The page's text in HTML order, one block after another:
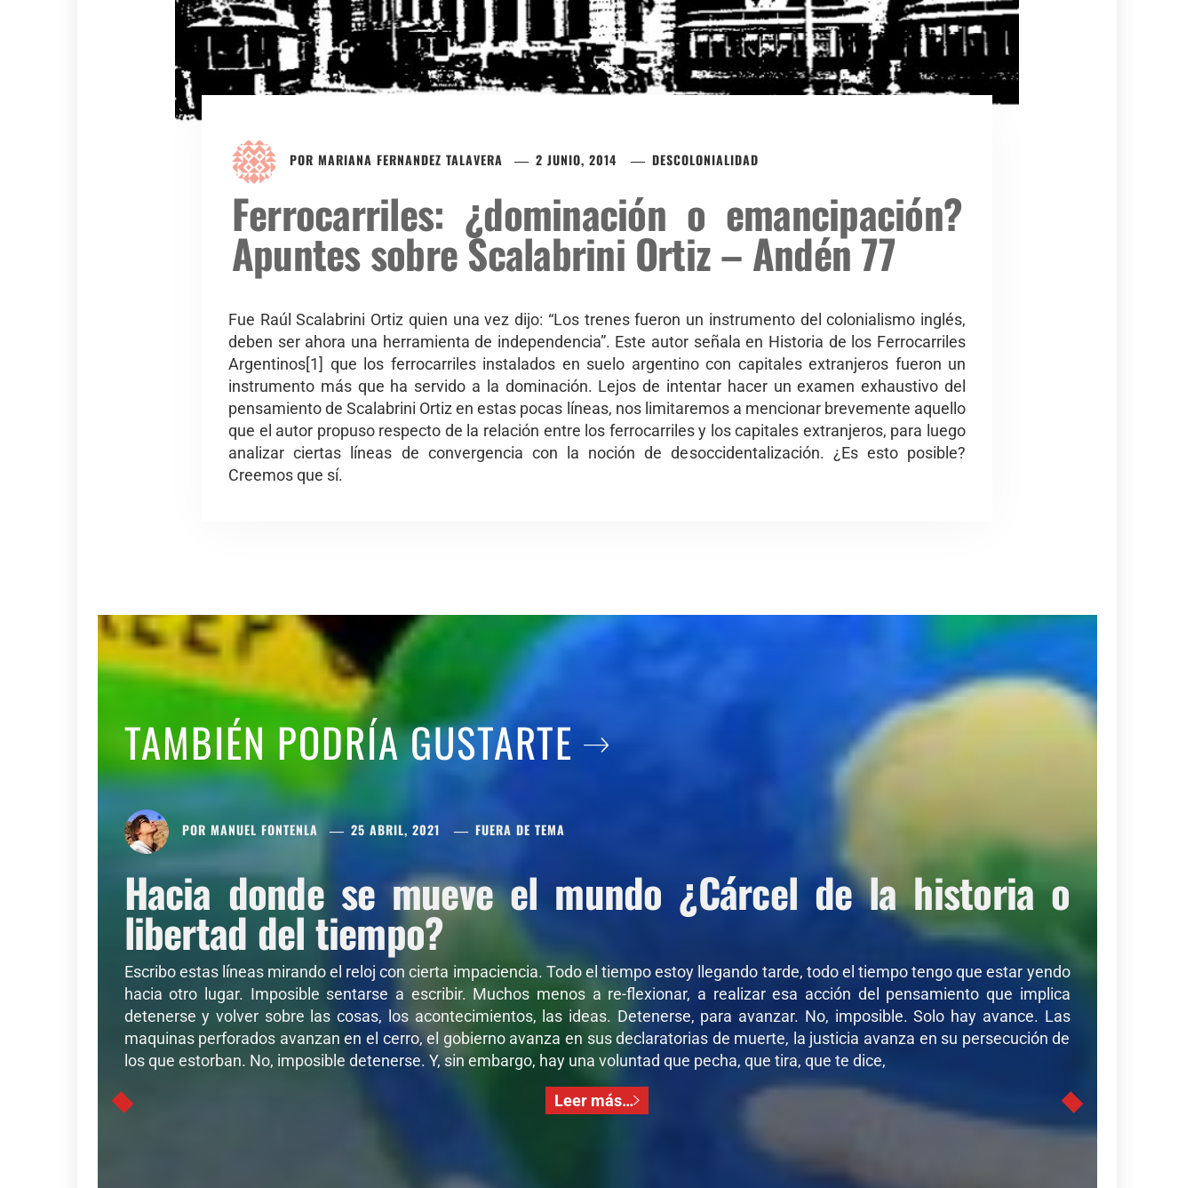
POR MARIANA FERNANDEZ TALAVERA 2 JUNIO, 2014 DESCOLONIALIDAD
Ferrocarriles: ¿dominación o emancipación?
Apuntes sobre Scalabrini Ortiz – Andén 77
Fue Raúl Scalabrini Ortiz quien una vez dijo: “Los trenes fueron un instrumento del colonialismo inglés,
deben ser ahora una herramienta de independencia”. Este autor señala en Historia de los Ferrocarriles
Argentinos[1] que los ferrocarriles instalados en suelo argentino con capitales extranjeros fueron un
instrumento más que ha servido a la dominación. Lejos de intentar hacer un examen exhaustivo del
pensamiento de Scalabrini Ortiz en estas pocas líneas, nos limitaremos a mencionar brevemente aquello
que el autor propuso respecto de la relación entre los ferrocarriles y los capitales extranjeros, para luego
analizar ciertas líneas de convergencia con la noción de desoccidentalización. ¿Es esto posible?
Creemos que sí.
TAMBIÉN PODRÍA GUSTARTE
POR MANUEL FONTENLA 25 ABRIL, 2021 FUERA DE TEMA
Hacia donde se mueve el mundo ¿Cárcel de la historia o
libertad del tiempo?
Escribo estas líneas mirando el reloj con cierta impaciencia. Todo el tiempo estoy llegando tarde, todo el tiempo tengo que estar yendo
hacia otro lugar. Imposible sentarse a escribir. Muchos menos a re-flexionar, a realizar esa acción del pensamiento que implica
detenerse y volver sobre las cosas, los acontecimientos, las ideas. Detenerse, para avanzar. No, imposible. Solo hay avance. Las
maquinas perforados avanzan en el cerro, el gobierno avanza en sus declaratorias de muerte, la justicia avanza en su persecución de
los que estorban. No, imposible detenerse. Y, sin embargo, hay una voluntad que pecha, que tira, que te dice,
Leer más…